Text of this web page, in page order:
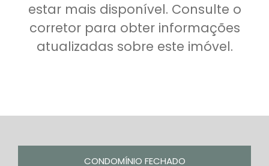
estar mais disponível. Consulte o
corretor para obter informações
atualizadas sobre este imóvel.
CONDOMÍNIO FECHADO